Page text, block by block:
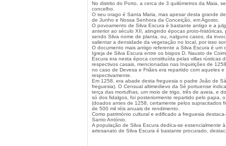
No distrito do Porto, a cerca de 3 quilómetros da Maia,
concelho.
O seu orago é Santa Maria, mas apesar desta grande
de Junho e Nossa Senhora da Conceição, em Agosto.
O povoamento de Silva Escura é bastante antigo e a
anterior ao século XII, atingindo épocas proto-
sendo Silva nome de planta, ou, nalguns casos, da
salientar a densidade da vegetação no local, por isso
O documento mais antigo referente a Silva Escura é
Igreja de Silva Escura entre os bispos D. Nausto de
Escura era nesta época constituída pelas villas rústicas
respectivos casais, mencionadas nas Inquirições de
no caso de Devesa e Friães era repartido com aqueles
respectivamente.
Em 1258, era abade desta freguesia o padre João de
freguesia). O Censual altimedievo da Sé portuense
terça das mortulhas, um moio de trigo, três de aveia, e
só dos fidalgos, foi posteriormente repartido pelo papa,
(doados antes de 1258, certamente pelos supracitados
de 500 mil réis anuais de rendimento.
Como património cultural e edificado a freguesia
Santo António.
A população de Silva Escura dedica-se essencialmente
artesanato de Silva Escura é bastante procurado,